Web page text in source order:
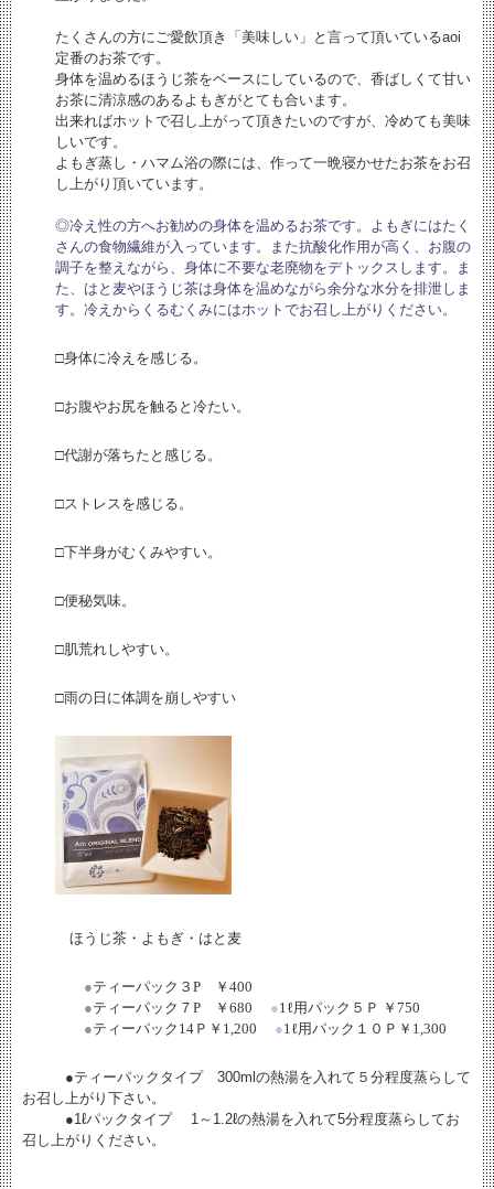
たくさんの方にご愛飲頂き「美味しい」と言って頂いているaoi
定番のお茶です。
身体を温めるほうじ茶をベースにしているので、香ばしくて甘い
お茶に清涼感のあるよもぎがとても合います。
出来ればホットで召し上がって頂きたいのですが、冷めても美味
しいです。
よもぎ蒸し・ハマム浴の際には、作って一晩寝かせたお茶をお召
し上がり頂いています。
◎冷え性の方へお勧めの身体を温めるお茶です。よもぎにはたく
さんの食物繊維が入っています。また抗酸化作用が高く、お腹の
調子を整えながら、身体に不要な老廃物をデトックスします。ま
た、はと麦やほうじ茶は身体を温めながら余分な水分を排泄しま
す。冷えからくるむくみにはホットでお召し上がりください。
□身体に冷えを感じる。
□お腹やお尻を触ると冷たい。
□代謝が落ちたと感じる。
□ストレスを感じる。
□下半身がむくみやすい。
□便秘気味。
□肌荒れしやすい。
□雨の日に体調を崩しやすい
ほうじ茶・よもぎ・はと麦
●ティーパック３ P ￥ 400
●ティーパック７ P ￥ 680 ●1ℓ用パック５Ｐ ￥ 750
●ティーパック 14 Ｐ￥ 1,200 ●1ℓ用パック１０Ｐ￥ 1,300
●ティーパックタイプ 300mlの熱湯を入れて５分程度蒸らして
お召し上がり下さい。
●1ℓパックタイプ 1～1.2ℓの熱湯を入れて5分程度蒸らしてお
召し上がりください。